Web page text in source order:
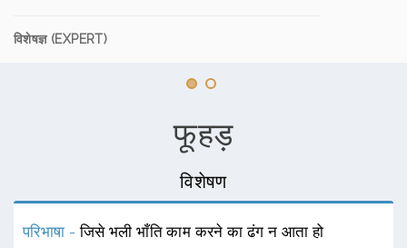
विशेषज्ञ (EXPERT)
फूहड़
विशेषण
परिभाषा -जिसे भली भाँति काम करने का ढंग न आता हो